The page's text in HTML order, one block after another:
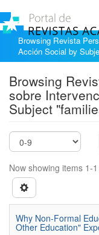
Browsing Revista
Acción Social by
Browsing
sobre
Subject
Now showing items 1-1
Why Non-Formal
Other Education"